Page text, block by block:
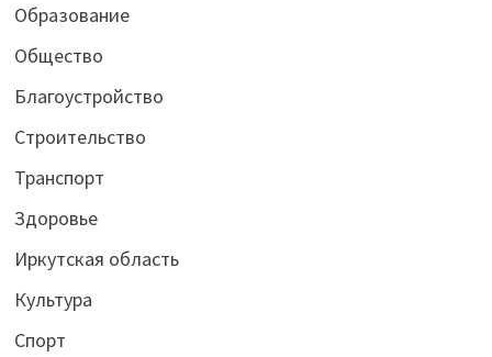
Образование
Общество
Благоустройство
Строительство
Транспорт
Здоровье
Иркутская область
Культура
Спорт